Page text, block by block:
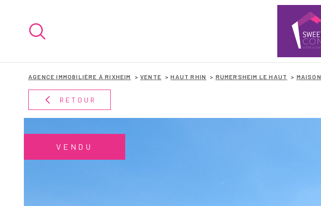
recherche
AGENCE IMMOBILIÈRE À RIXHEIM VENTE HAUT RHIN RUMERSHEIM LE HAUT MAISON
RETOUR
VENDU